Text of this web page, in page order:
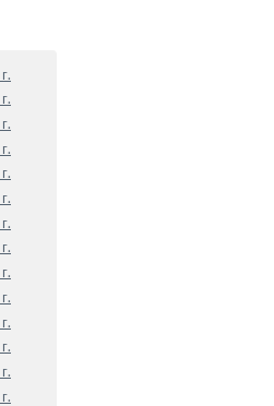
г.
г.
г.
г.
г.
г.
г.
г.
г.
г.
г.
г.
г.
г.